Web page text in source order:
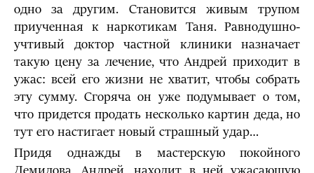
одно за другим. Становится живым трупом
приученная к наркотикам Таня. Равнодушно-
учтивый доктор частной клиники назначает
такую цену за лечение, что Андрей приходит в
ужас: всей его жизни не хватит, чтобы собрать
эту сумму. Сгоряча он уже подумывает о том,
что придется продать несколько картин деда, но
тут его настигает новый страшный удар…
Придя однажды в мастерскую покойного